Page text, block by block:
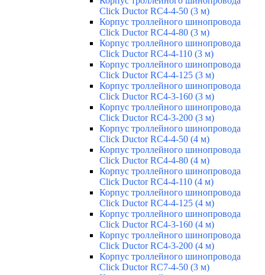
Click Ductor RC4-4-50 (3 м)
Корпус троллейного шинопровода
Click Ductor RC4-4-80 (3 м)
Корпус троллейного шинопровода
Click Ductor RC4-4-110 (3 м)
Корпус троллейного шинопровода
Click Ductor RC4-4-125 (3 м)
Корпус троллейного шинопровода
Click Ductor RC4-3-160 (3 м)
Корпус троллейного шинопровода
Click Ductor RC4-3-200 (3 м)
Корпус троллейного шинопровода
Click Ductor RC4-4-50 (4 м)
Корпус троллейного шинопровода
Click Ductor RC4-4-80 (4 м)
Корпус троллейного шинопровода
Click Ductor RC4-4-110 (4 м)
Корпус троллейного шинопровода
Click Ductor RC4-4-125 (4 м)
Корпус троллейного шинопровода
Click Ductor RC4-3-160 (4 м)
Корпус троллейного шинопровода
Click Ductor RC4-3-200 (4 м)
Корпус троллейного шинопровода
Click Ductor RC7-4-50 (3 м)